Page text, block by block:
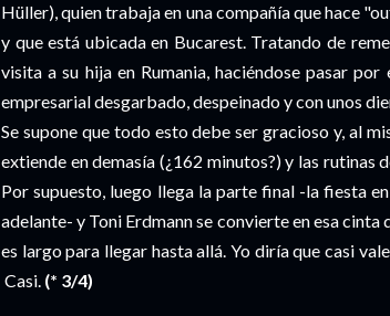
Hüller), quien trabaja en una compañía que hace
y que está ubicada en Bucarest. Tratando de
visita a su hija en Rumania, haciéndose pasar
empresarial desgarbado, despeinado y con unos
Se supone que todo esto debe ser gracioso y, al
extiende en demasía (¿162 minutos?) y las rutinas
Por supuesto, luego llega la parte final -la fiesta
adelante- y Toni Erdmann se convierte en esa
es largo para llegar hasta allá. Yo diría que casi
Casi. (* 3/4)